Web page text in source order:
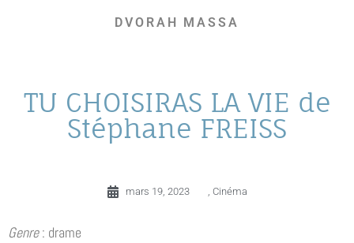
DVORAH MASSA
TU CHOISIRAS LA VIE de
Stéphane FREISS
mars 19, 2023 , Cinéma
Genre: drame